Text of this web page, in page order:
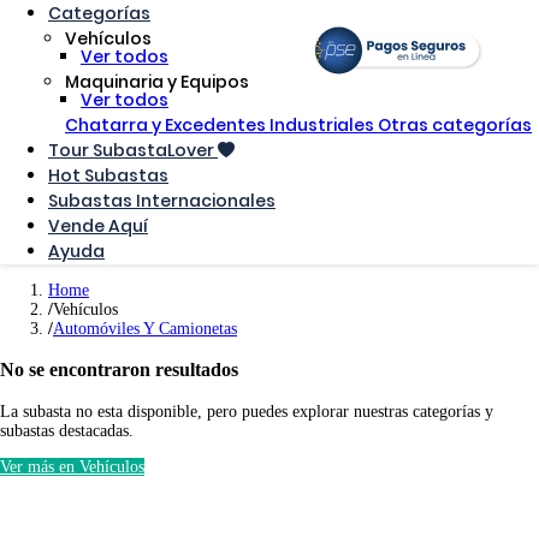
Categorías
Vehículos
Ver todos
Maquinaria y Equipos
Ver todos
Chatarra y Excedentes Industriales Otras categorías
Tour SubastaLover
Hot Subastas
Subastas Internacionales
Vende Aquí
Ayuda
Home
Vehículos
Automóviles Y Camionetas
No se encontraron resultados
La subasta no esta disponible, pero puedes explorar nuestras categorías y
subastas destacadas.
Ver más en Vehículos